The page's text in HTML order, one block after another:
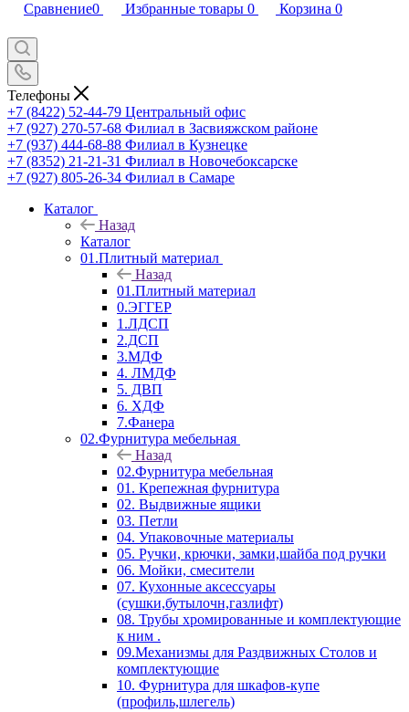
Сравнение0 Избранные товары 0 Корзина 0
Телефоны
+7 (8422) 52-44-79 Центральный офис
+7 (927) 270-57-68 Филиал в Засвияжском районе
+7 (937) 444-68-88 Филиал в Кузнецке
+7 (8352) 21-21-31 Филиал в Новочебоксарске
+7 (927) 805-26-34 Филиал в Самаре
Каталог
Назад
Каталог
01.Плитный материал
Назад
01.Плитный материал
0.ЭГГЕР
1.ЛДСП
2.ДСП
3.МДФ
4. ЛМДФ
5. ДВП
6. ХДФ
7.Фанера
02.Фурнитура мебельная
Назад
02.Фурнитура мебельная
01. Крепежная фурнитура
02. Выдвижные ящики
03. Петли
04. Упаковочные материалы
05. Ручки, крючки, замки,шайба под ручки
06. Мойки, смесители
07. Кухонные аксессуары
(сушки,бутылочн,газлифт)
08. Трубы хромированные и комплектующие
к ним .
09.Механизмы для Раздвижных Столов и
комплектующие
10. Фурнитура для шкафов-купе
(профиль,шлегель)